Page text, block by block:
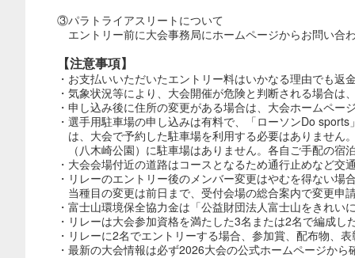
③パラトライアスリートについて
エントリー前に大会事務局にホームページからお問い合
【注意事項】
・お支払いいただいたエントリー料はいかなる理由でも返
・気象状況等により、大会開催が危険と判断される場合
・申し込み後に住所の変更がある場合は、大会ホームペ
・選手用駐車場の申し込みは有料で、「ローソンDo
は、大会で予約した駐車場を利用する必要はありませ
（八木崎公園）に駐車場はありません。各自ご手配の
・大会会場付近の道路はコースとなるため通行止めなど
・リレーのエントリー後のメンバー変更はやむを得ない
当種目の変更は前日まで、受付会場の総合案内で変更申
・富士山環境保全協力金は「公益財団法人富士山をきれい
・リレーは大会参加資格を満たした3名または2名で編成
・リレーに2名でエントリーする場合、参加賞、配布物、
・最新の大会情報は必ず2026大会の公式ホームページから